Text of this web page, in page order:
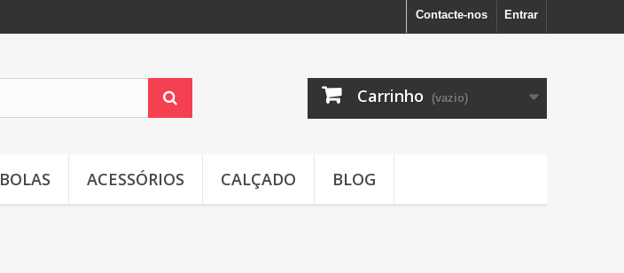
Entrar
Contacte-nos
Carrinho (vazio)
BOLAS ACESSÓRIOS CALÇADO BLOG